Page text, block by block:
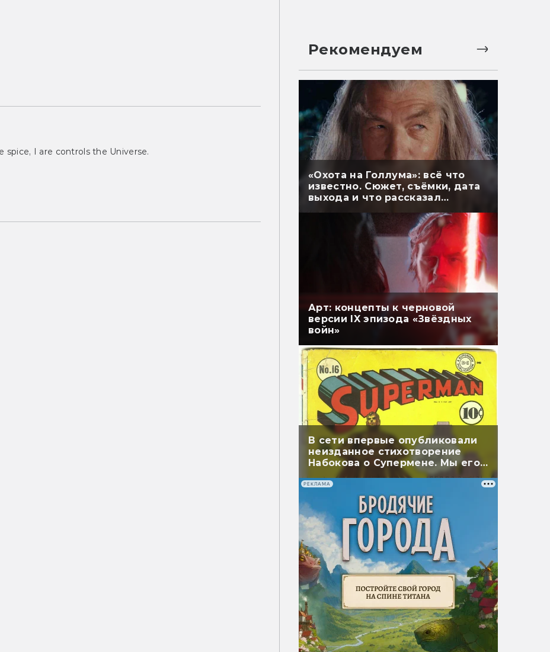
spice, I are controls the Universe.
Рекомендуем
«Охота на Голлума»: всё что
известно. Сюжет, съёмки, дата
выхода и что рассказал
Арт: концепты к черновой
версии IX эпизода «Звёздных
войн»
В сети впервые опубликовали
неизданное стихотворение
Набокова о Супермене. Мы его
перевели
РЕКЛАМА